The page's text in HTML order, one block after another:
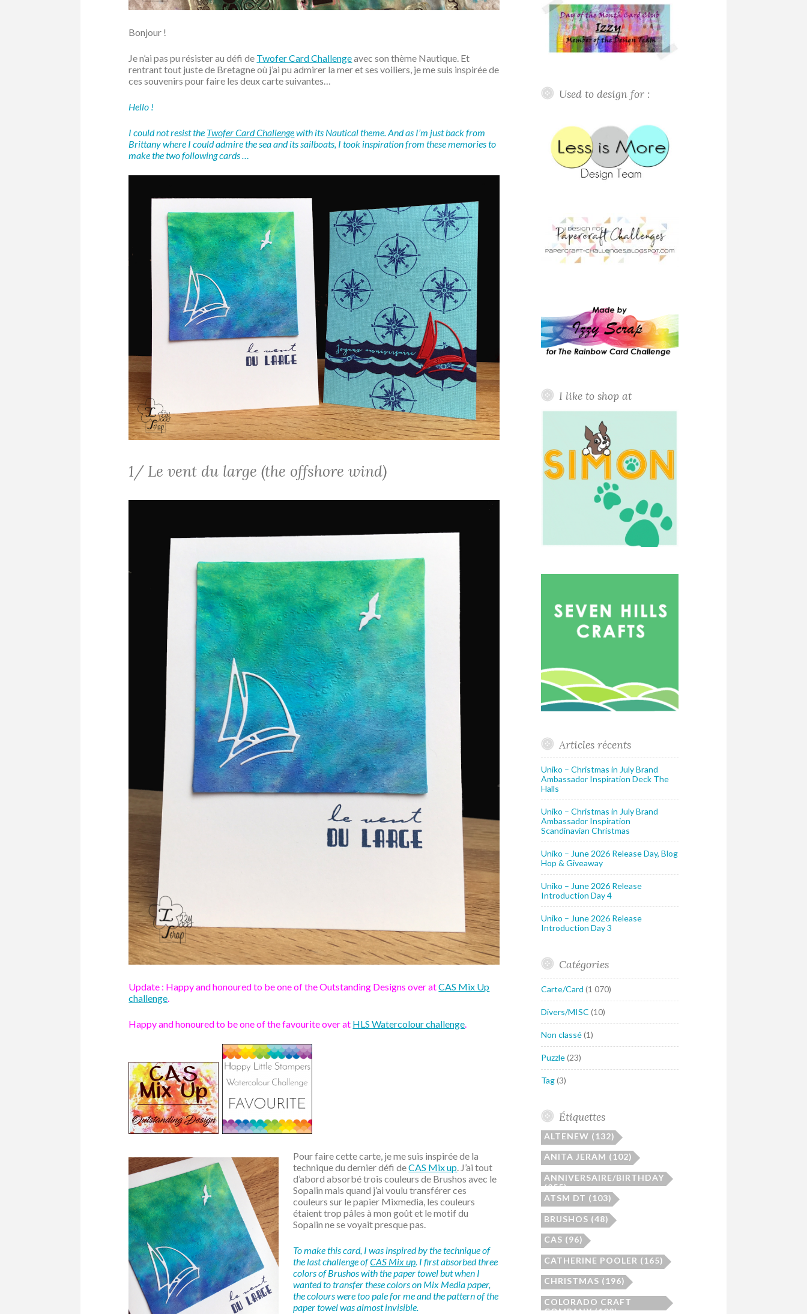
Bonjour !
Je n’ai pas pu résister au défi de Twofer Card Challengeavec son thème Nautique. Et
rentrant tout juste de Bretagne où j’ai pu admirer la mer et ses voiliers, je me suis inspirée de
ces souvenirs pour faire les deux carte suivantes…
Hello !
I could not resist the Twofer Card Challengewith its Nautical theme. And as I’m just back from
Brittany where I could admire the sea and its sailboats, I took inspiration from these memories to
make the two following cards …
1/ Le vent du large (the offshore wind)
Update : Happy and honoured to be one of the Outstanding Designs over atCAS Mix Up
challenge.
Happy and honoured to be one of the favourite over at HLS Watercolour challenge.
Pour faire cette carte, je me suis inspirée de la
technique du dernier défi deCAS Mix up. J’ai tout
d’abord absorbé trois couleurs de Brushos avec le
Sopalin mais quand j’ai voulu transférer ces
couleurs sur le papier Mixmedia, les couleurs
étaient trop pâles à mon goût et le motif du
Sopalin ne se voyait presque pas.
To make this card, I was inspired by the technique of
the last challenge ofCAS Mix up. I first absorbed three
colors of Brushos with the paper towel but when I
wanted to transfer these colors on Mix Media paper,
the colours were too pale for me and the pattern of the
paper towel was almost invisible.
Used to design for :
I like to shop at
Articles récents
Uniko – Christmas in July Brand
Ambassador Inspiration Deck The
Halls
Uniko – Christmas in July Brand
Ambassador Inspiration
Scandinavian Christmas
Uniko – June 2026 Release Day, Blog
Hop & Giveaway
Uniko – June 2026 Release
Introduction Day 4
Uniko – June 2026 Release
Introduction Day 3
Catégories
Carte/Card (1 070)
Divers/MISC (10)
Non classé(1)
Puzzle(23)
Tag(3)
Étiquettes
ALTENEW (132)
ANITA JERAM (102)
ANNIVERSAIRE/BIRTHDAY
(255)
ATSM DT (103)
BRUSHOS (48)
CAS (96)
CATHERINE POOLER (165)
CHRISTMAS (196)
COLORADO CRAFT
COMPANY(108)